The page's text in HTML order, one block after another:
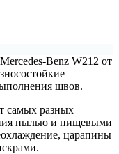
Benz W212 от
швов.
самых разных
пылью и пищевыми
царапины